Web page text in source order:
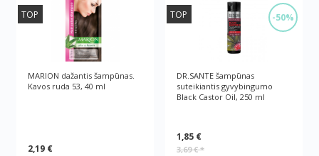
TOP
MARION dažantis šampūnas.
Kavos ruda 53, 40 ml
2,19 €
-50%
TOP
DR.SANTE šampūnas
suteikiantis gyvybingumo
Black Castor Oil, 250 ml
1,85 €
3,69 €*